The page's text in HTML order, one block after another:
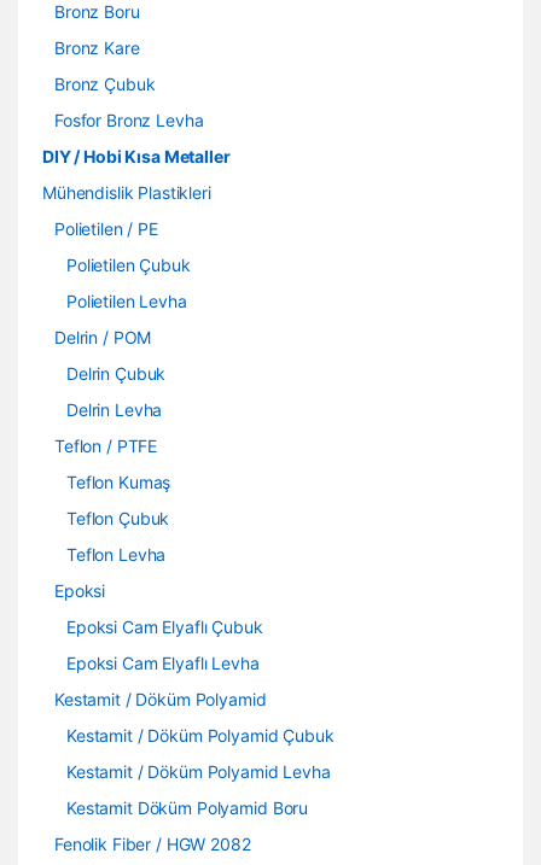
Bronz Boru
Bronz Kare
Bronz Çubuk
Fosfor Bronz Levha
DIY / Hobi Kısa Metaller
Mühendislik Plastikleri
Polietilen / PE
Polietilen Çubuk
Polietilen Levha
Delrin / POM
Delrin Çubuk
Delrin Levha
Teflon / PTFE
Teflon Kumaş
Teflon Çubuk
Teflon Levha
Epoksi
Epoksi Cam Elyaflı Çubuk
Epoksi Cam Elyaflı Levha
Kestamit / Döküm Polyamid
Kestamit / Döküm Polyamid Çubuk
Kestamit / Döküm Polyamid Levha
Kestamit Döküm Polyamid Boru
Fenolik Fiber / HGW 2082